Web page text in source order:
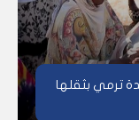
ترمي بثقلها